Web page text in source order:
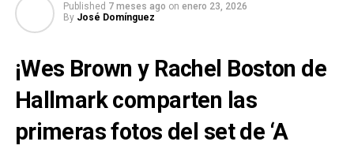
Published 7 meses ago on enero 23, 2026
By José Domínguez
¡Wes Brown y Rachel Boston de
Hallmark comparten las
primeras fotos del set de ‘A